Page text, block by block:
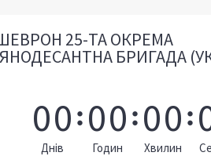
25-ТА ОКРЕМА
БРИГАДА
00
Днів
00
Годин
00
Хвилин